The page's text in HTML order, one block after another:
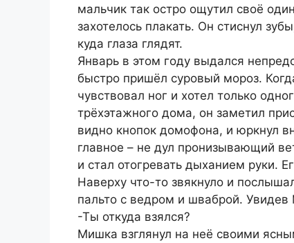
мальчик так остро ощутил своё
захотелось плакать. Он стиснул
куда глаза глядят.
Январь в этом году выдался
быстро пришёл суровый мороз.
чувствовал ног и хотел только
трёхэтажного дома, он заметил
видно кнопок домофона, и юркнул
главное – не дул пронизывающий
и стал отогревать дыханием руки.
Наверху что-то звякнуло и
пальто с ведром и шваброй. Увидев
-Ты откуда взялся?
Мишка взглянул на неё своими